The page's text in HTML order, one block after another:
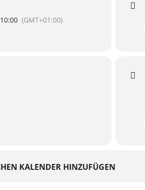
10:00 (GMT+01:00)
KALENDER HINZUFÜGEN